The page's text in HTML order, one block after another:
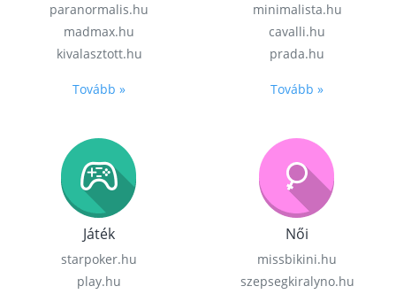
paranormalis.hu
madmax.hu
kivalasztott.hu
Tovább »
minimalista.hu
cavalli.hu
prada.hu
Tovább »
Játék
starpoker.hu
play.hu
Női
missbikini.hu
szepsegkiralyno.hu